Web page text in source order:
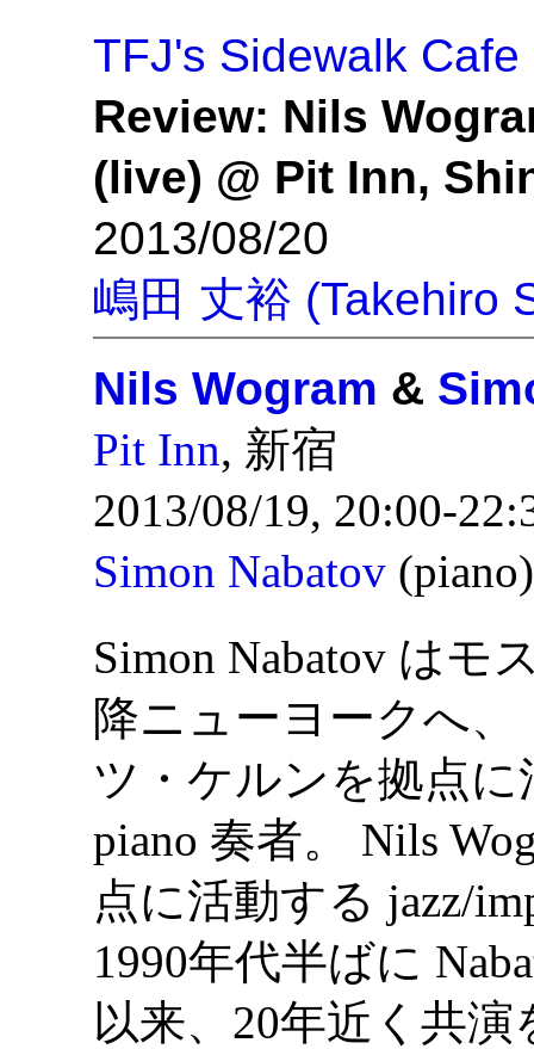
TFJ's Sidewalk Cafe
Review: Nils
(live) @ Pit Inn,
2013/08/20
嶋田 丈裕 (Takehiro
Nils Wogram &
Pit Inn, 新宿
2013/08/19, 20:00-
Simon Nabatov
Simon Nabatov はモ
降ニューヨークへ
ツ・ケルンを拠点に
piano 奏者。 Nils
点に活動する jazz/
1990年代半ばに
以来、20年近く共